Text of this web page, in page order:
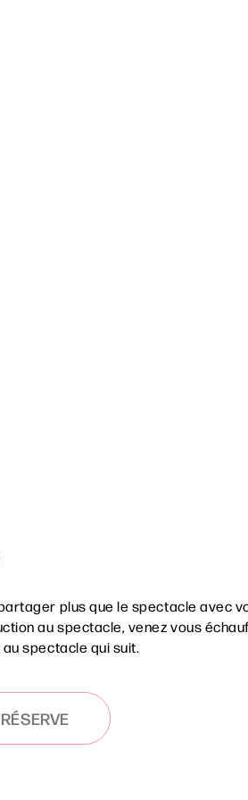
plus que le spectacle avec
au spectacle, venez vous
spectacle qui suit.